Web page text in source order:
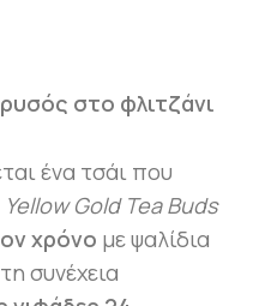
στο φλιτζάνι
ένα τσάι που
Yellow Gold Tea Buds
χρόνο με ψαλίδια
συνέχεια